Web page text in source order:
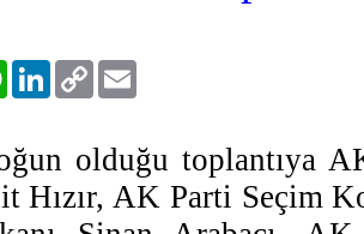
WhatsAppLinkedIn
Copy
Link
olduğu toplantıya
Hızır, AK Parti Seçim